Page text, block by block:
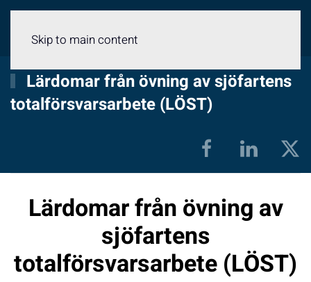
Skip to main content
Lärdomar från övning av sjöfartens
totalförsvarsarbete (LÖST)
Lärdomar från övning av
sjöfartens
totalförsvarsarbete (LÖST)